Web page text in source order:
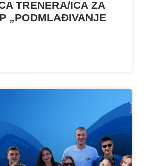
TRENERA/ICA ZA
„PODMLAĐIVANJE